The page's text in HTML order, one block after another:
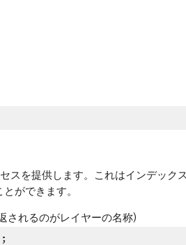
スを提供します。これはインデック
ができます。
されるのがレイヤーの名称)